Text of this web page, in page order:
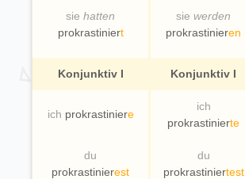
sie hatten
prokrastiniert
sie werden
prokrastinieren
Konjunktiv I Konjunktiv I
ich prokrastiniere
ich
prokrastinierte
du
prokrastinierest
du
prokrastiniertest